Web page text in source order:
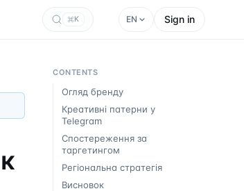
K EN Sign in
CONTENTS
Огляд бренду
Креативні патерни у
Telegram
Спостереження за
таргетингом
Регіональна стратегія
Висновок